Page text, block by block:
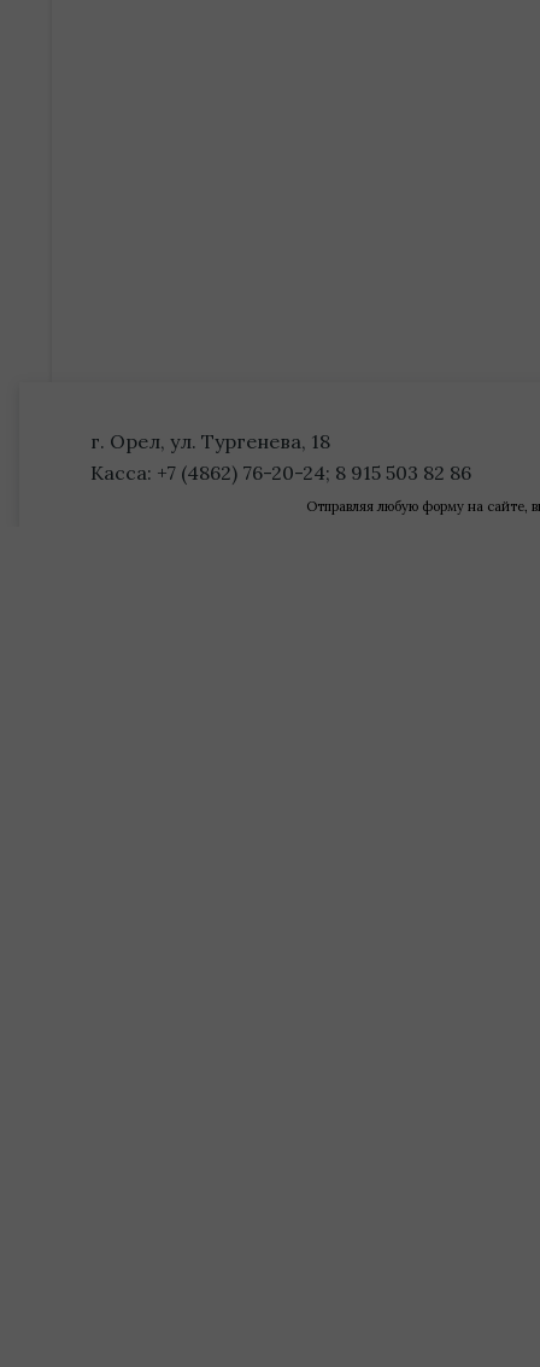
г. Орел, ул. Тургенева, 18
Касса: +7 (4862) 76-20-24; 8 915 503 82 86
Отправляя любую форму на сайте,